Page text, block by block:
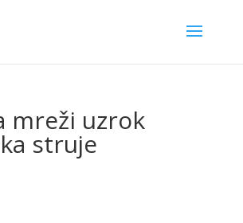
mreži uzrok
struje